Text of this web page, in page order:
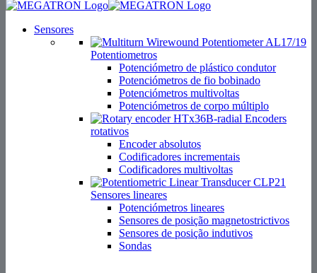
Sensores
Potentiometros
Potenciómetro de plástico condutor
Potenciómetros de fio bobinado
Potenciómetros multivoltas
Potenciómetros de corpo múltiplo
Encoders
rotativos
Encoder absolutos
Codificadores incrementais
Codificadores multivoltas
Sensores lineares
Potenciómetros lineares
Sensores de posição magnetostrictivos
Sensores de posição indutivos
Sondas